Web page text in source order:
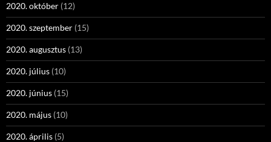
2020. október (12)
2020. szeptember (15)
2020. augusztus (13)
2020. július (10)
2020. június (15)
2020. május (10)
2020. április (5)